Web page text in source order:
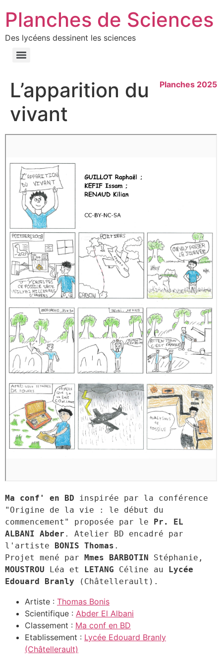
Planches de Sciences
Des lycéens dessinent les sciences
Planches 2025
L’apparition du
vivant
Ma conf' en BD inspirée par la conférence
"Origine de la vie : le début du
commencement" proposée par le Pr. EL
ALBANI Abder . Atelier BD encadré par
l'artiste BONIS Thomas .
Projet mené par Mmes BARBOTIN
MOUSTROU Léa et LETANG Céline au Lycée
Edouard Branly (Châtellerault).
Artiste : Thomas Bonis
Scientifique : Abder El Albani
Classement : Ma conf en BD
Etablissement : Lycée Edouard Branly
(Châtellerault)